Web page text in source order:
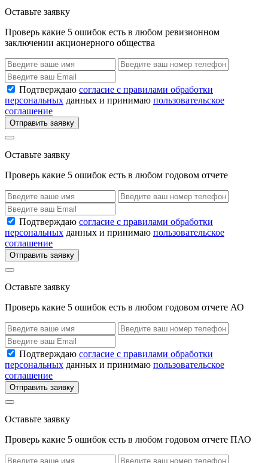
Оставьте заявку
Проверь какие 5 ошибок есть в любом ревизионном
заключении акционерного общества
Подтверждаю согласие с правилами обработки
персональных данных и принимаю пользовательское
соглашение
Отправить заявку
Оставьте заявку
Проверь какие 5 ошибок есть в любом годовом отчете
Подтверждаю согласие с правилами обработки
персональных данных и принимаю пользовательское
соглашение
Отправить заявку
Оставьте заявку
Проверь какие 5 ошибок есть в любом годовом отчете АО
Подтверждаю согласие с правилами обработки
персональных данных и принимаю пользовательское
соглашение
Отправить заявку
Оставьте заявку
Проверь какие 5 ошибок есть в любом годовом отчете ПАО